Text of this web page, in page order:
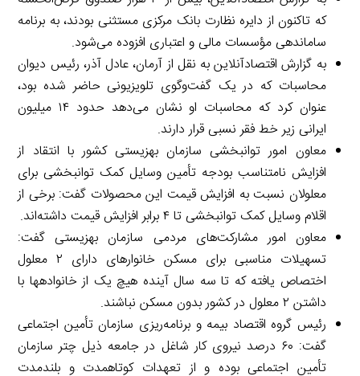
که تاکنون از دایره نظارت بانک مرکزی مستثنی بودند، به برنامه
ساماندهی مؤسسات مالی و اعتباری افزوده می‌شود.
به گزارش اقتصادآنلاین به نقل از آرمان، عادل آذر، رئیس دیوان
محاسبات که در یک گفت‌وگوی تلویزیونی حاضر شده بود،
عنوان کرد که محاسبات او نشان می‌دهد حدود ۱۴ میلیون
ایرانی زیر خط فقر نسبی قرار دارند.
معاون امور توان­بخشی سازمان بهزیستی کشور با انتقاد از
افزایش نامتناسب بودجه تأمین وسایل کمک توان­بخشی برای
معلولان نسبت به افزایش قیمت این محصولات گفت: برخی از
اقلام وسایل کمک توان­بخشی تا ۴ برابر افزایش قیمت داشته‌اند.
معاون امور مشارکت‌های مردمی سازمان بهزیستی گفت:
تسهیلات مناسبی برای مسکن خانوارهای دارای ۲ معلول
اختصاص یافته که تا سه سال آینده هیچ یک از خانواده­ها با
داشتن ۲ معلول در کشور بدون مسکن نباشند.
رئیس گروه اقتصاد بیمه و برنامه‌ریزی سازمان تأمین اجتماعی
گفت: ۶۰ درصد نیروی کار شاغل در جامعه ذیل چتر سازمان
تأمین اجتماعی بوده و از تعهدات کوتاه­مدت و بلندمدت